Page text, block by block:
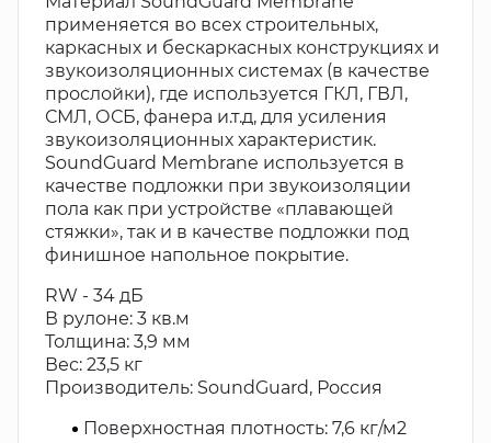
применяется во всех строительных,
каркасных и бескаркасных конструкциях и
звукоизоляционных системах (в качестве
прослойки), где используется ГКЛ, ГВЛ,
СМЛ, ОСБ, фанера и.т.д, для усиления
звукоизоляционных характеристик.
SoundGuard Membrane используется в
качестве подложки при звукоизоляции
пола как при устройстве «плавающей
стяжки», так и в качестве подложки под
финишное напольное покрытие.
RW - 34 дБ
В рулоне: 3 кв.м
Толщина: 3,9 мм
Вес: 23,5 кг
Производитель: SoundGuard, Россия
Поверхностная плотность: 7,6 кг/м2